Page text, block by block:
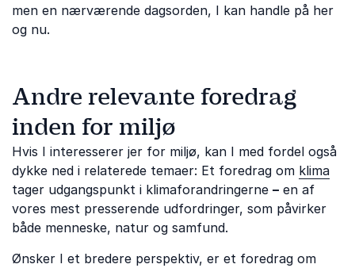
men en nærværende dagsorden, I kan handle på her
og nu.
Andre relevante foredrag
inden for miljø
Hvis I interesserer jer for miljø, kan I med fordel også
dykke ned i relaterede temaer: Et foredrag om klima
tager udgangspunkt i klimaforandringerne – en af
vores mest presserende udfordringer, som påvirker
både menneske, natur og samfund.
Ønsker I et bredere perspektiv, er et foredrag om